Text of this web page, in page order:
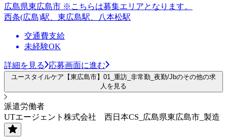
広島県東広島市 ※こちらは募集エリアとなります。
西条(広島)駅、東広島駅、八本松駅
交通費支給
未経験OK
詳細を見る 応募画面に進む
ユースタイルケア【東広島市】01_重訪_非常勤_夜勤/Jbのその他の求
人を見る
派遣労働者
UTエージェント株式会社 西日本CS_広島県東広島市_製造